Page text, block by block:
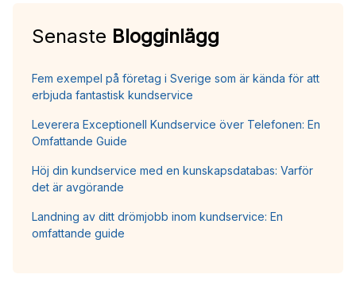
Senaste Blogginlägg
Fem exempel på företag i Sverige som är kända för att
erbjuda fantastisk kundservice
Leverera Exceptionell Kundservice över Telefonen: En
Omfattande Guide
Höj din kundservice med en kunskapsdatabas: Varför
det är avgörande
Landning av ditt drömjobb inom kundservice: En
omfattande guide